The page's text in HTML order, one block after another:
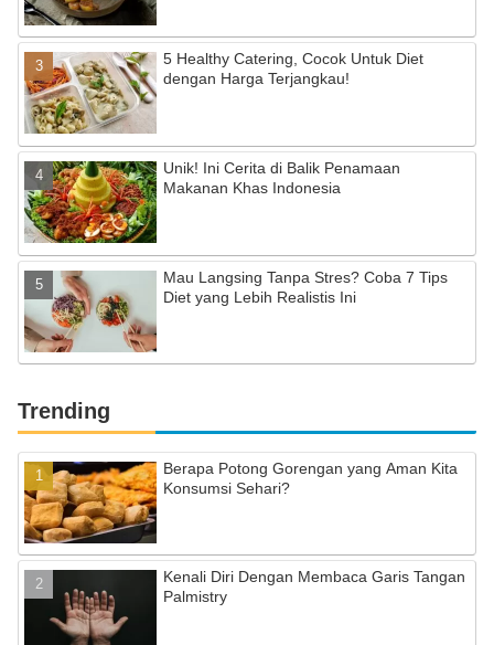
5 Healthy Catering, Cocok Untuk Diet
dengan Harga Terjangkau!
Unik! Ini Cerita di Balik Penamaan
Makanan Khas Indonesia
Mau Langsing Tanpa Stres? Coba 7 Tips
Diet yang Lebih Realistis Ini
Trending
Berapa Potong Gorengan yang Aman Kita
Konsumsi Sehari?
Kenali Diri Dengan Membaca Garis Tangan
Palmistry